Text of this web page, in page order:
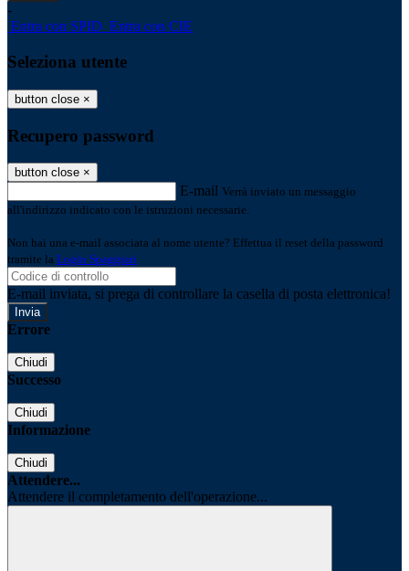
-
Entra con SPID Entra con CIE
Seleziona utente
button close ×
Recupero password
button close ×
E-mail Verrà inviato un messaggio
all'indirizzo indicato con le istruzioni necessarie.
Non hai una e-mail associata al nome utente? Effettua il reset della password
tramite la Login Spaggiari
E-mail inviata, si prega di controllare la casella di posta elettronica!
Errore
Chiudi
Successo
Chiudi
Informazione
Chiudi
Attendere...
Attendere il completamento dell'operazione...